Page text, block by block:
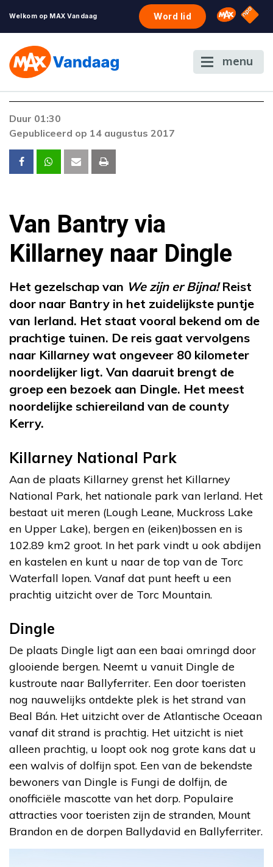
Welkom op MAX Vandaag Word lid Omroep
NPO
menu
Duur 01:30
Gepubliceerd op 14 augustus 2017
Van Bantry via
Killarney naar Dingle
Het gezelschap van We zijn er Bijna!Reist
door naar Bantry in het zuidelijkste puntje
van Ierland. Het staat vooral bekend om de
prachtige tuinen. De reis gaat vervolgens
naar Killarney wat ongeveer 80 kilometer
noordelijker ligt. Van daaruit brengt de
groep een bezoek aan Dingle. Het meest
noordelijke schiereiland van de county
Kerry.
Killarney National Park
Aan de plaats Killarney grenst het Killarney
National Park, het nationale park van Ierland. Het
bestaat uit meren (Lough Leane, Muckross Lake
en Upper Lake), bergen en (eiken)bossen en is
102.89 km2 groot. In het park vindt u ook abdijen
en kastelen en kunt u naar de top van de Torc
Waterfall lopen. Vanaf dat punt heeft u een
prachtig uitzicht over de Torc Mountain.
Dingle
De plaats Dingle ligt aan een baai omringd door
glooiende bergen. Neemt u vanuit Dingle de
kustroute naar Ballyferriter. Een door toeristen
nog nauwelijks ontdekte plek is het strand van
Beal Bán. Het uitzicht over de Atlantische Oceaan
vanaf dit strand is prachtig. Het uitzicht is niet
alleen prachtig, u loopt ook nog grote kans dat u
een walvis of dolfijn spot. Een van de bekendste
bewoners van Dingle is Fungi de dolfijn, de
onofficiële mascotte van het dorp. Populaire
attracties voor toeristen zijn de stranden, Mount
Brandon en de dorpen Ballydavid en Ballyferriter.